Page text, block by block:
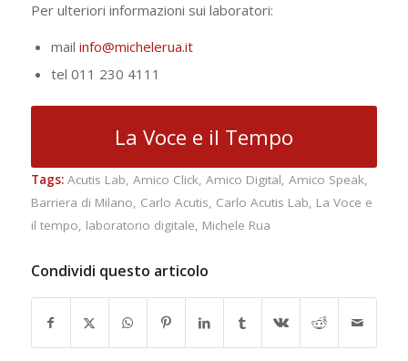
Per ulteriori informazioni sui laboratori:
mail info@michelerua.it
tel 011 230 4111
La Voce e il Tempo
Tags: Acutis Lab, Amico Click, Amico Digital, Amico Speak,
Barriera di Milano, Carlo Acutis, Carlo Acutis Lab, La Voce e
il tempo, laboratorio digitale, Michele Rua
Condividi questo articolo